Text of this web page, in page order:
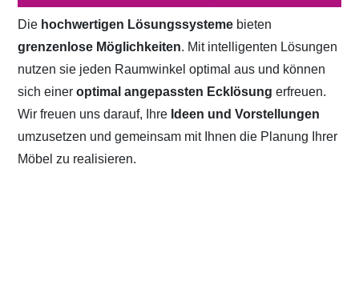
Die hochwertigen Lösungssysteme bieten
grenzenlose Möglichkeiten. Mit intelligenten Lösungen
nutzen sie jeden Raumwinkel optimal aus und können
sich eineroptimal angepassten Ecklösung erfreuen.
Wir freuen uns darauf, Ihre Ideen und Vorstellungen
umzusetzen und gemeinsam mit Ihnen die Planung Ihrer
Möbel zu realisieren.